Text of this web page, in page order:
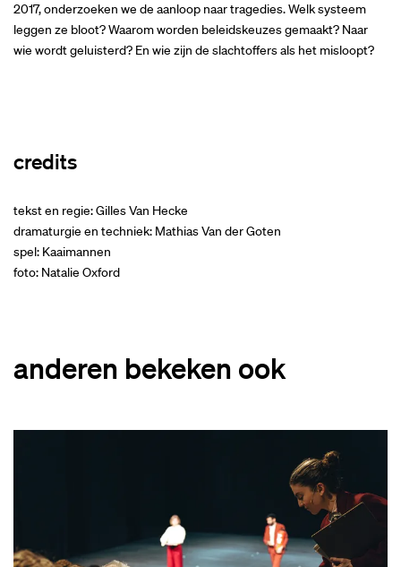
2017, onderzoeken we de aanloop naar tragedies. Welk systeem
leggen ze bloot? Waarom worden beleidskeuzes gemaakt? Naar
wie wordt geluisterd? En wie zijn de slachtoffers als het misloopt?
credits
tekst en regie: Gilles Van Hecke
dramaturgie en techniek: Mathias Van der Goten
spel: Kaaimannen
foto: Natalie Oxford
anderen bekeken ook